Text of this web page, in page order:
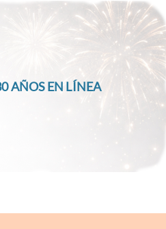
AÑOS EN LÍNEA